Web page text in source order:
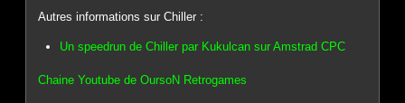
Autres informations sur Chiller :
Un speedrun de Chiller par Kukulcan sur Amstrad CPC
Chaine Youtube de OursoN Retrogames